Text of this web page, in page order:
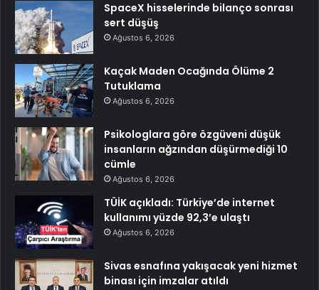
SpaceX hisselerinde bilanço sonrası
sert düşüş
Ağustos 6, 2026
Kaçak Maden Ocağında Ölüme 2
Tutuklama
Ağustos 6, 2026
Psikologlara göre özgüveni düşük
insanların ağzından düşürmediği 10
cümle
Ağustos 6, 2026
TÜİK açıkladı: Türkiye’de internet
kullanımı yüzde 92,3’e ulaştı
Ağustos 6, 2026
Sivas esnafına yakışacak yeni hizmet
binası için imzalar atıldı